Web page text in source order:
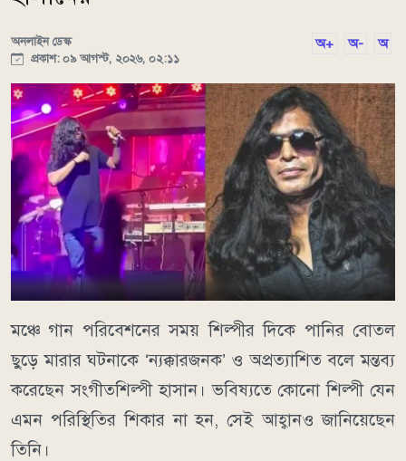
অনলাইন ডেস্ক
প্রকাশ: ০৯ আগস্ট, ২০২৬, ০২:১১
অ+ অ- অ
মঞ্চে গান পরিবেশনের সময় শিল্পীর দিকে পানির বোতল
ছুড়ে মারার ঘটনাকে ‘ন্যক্কারজনক’ ও অপ্রত্যাশিত বলে মন্তব্য
করেছেন সংগীতশিল্পী হাসান। ভবিষ্যতে কোনো শিল্পী যেন
এমন পরিস্থিতির শিকার না হন, সেই আহ্বানও জানিয়েছেন
তিনি।